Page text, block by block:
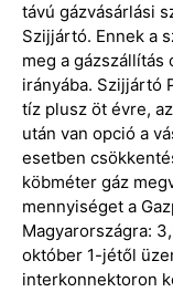
távú gázvásárlási
Szijjártó. Ennek a
meg a
irányába. Szijjártó
tíz plusz öt évre,
után van opció a
esetben
köbméter gáz
mennyiséget a
Magyarországra:
október 1-jétől
interkonnektoron